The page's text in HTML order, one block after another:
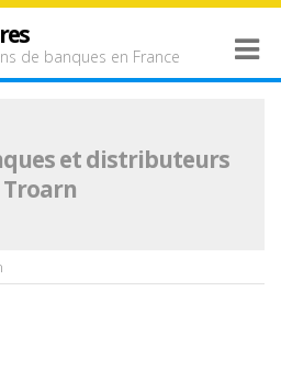
de banques en France
et distributeurs